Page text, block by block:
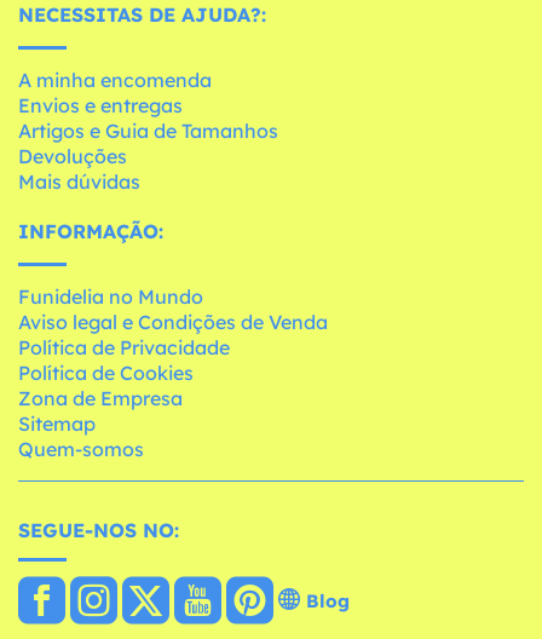
NECESSITAS DE AJUDA?:
A minha encomenda
Envios e entregas
Artigos e Guia de Tamanhos
Devoluções
Mais dúvidas
INFORMAÇÃO:
Funidelia no Mundo
Aviso legal e Condições de Venda
Política de Privacidade
Política de Cookies
Zona de Empresa
Sitemap
Quem-somos
SEGUE-NOS NO:
Blog